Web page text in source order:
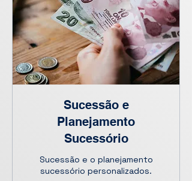
Sucessão e
Planejamento
Sucessório
Sucessão e o planejamento
sucessório personalizados.